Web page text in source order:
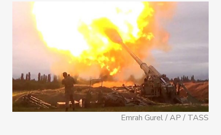
Emrah Gurel / AP / TASS